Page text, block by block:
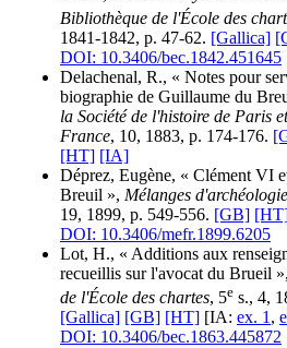
Bibliothèque de l'École des
1841-1842, p. 47-62. [Gallica]
DOI: 10.3406/bec.1842.451645
Delachenal, R., « Notes pour
biographie de Guillaume du
la Société de l'histoire de Paris
France, 10, 1883, p. 174-176.
[HT] [IA]
Déprez, Eugène, « Clément VI
Breuil », Mélanges
19, 1899, p. 549-556. [GB]
DOI: 10.3406/mefr.1899.6205
Lot, H., « Additions aux
recueillis sur l'avocat du Brueil »,
de l'École des chartes, 5e s., 4,
[Gallica] [GB] [HT] [IA: ex. 1 ,
DOI: 10.3406/bec.1863.445872